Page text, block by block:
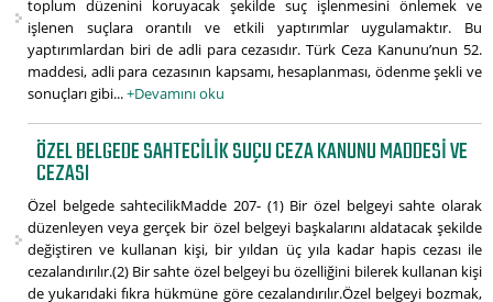
toplum düzenini koruyacak şekilde suç işlenmesini önlemek ve
işlenen suçlara orantılı ve etkili yaptırımlar uygulamaktır. Bu
yaptırımlardan biri de adli para cezasıdır. Türk Ceza Kanunu’nun 52.
maddesi, adli para cezasının kapsamı, hesaplanması, ödenme şekli ve
sonuçları gibi...+Devamını oku
ÖZEL BELGEDE SAHTECILIK SUÇU CEZA KANUNU MADDESI VE
CEZASI
Özel belgede sahtecilikMadde 207- (1) Bir özel belgeyi sahte olarak
düzenleyen veya gerçek bir özel belgeyi başkalarını aldatacak şekilde
değiştiren ve kullanan kişi, bir yıldan üç yıla kadar hapis cezası ile
cezalandırılır.(2) Bir sahte özel belgeyi bu özelliğini bilerek kullanan kişi
de yukarıdaki fıkra hükmüne göre cezalandırılır.Özel belgeyi bozmak,